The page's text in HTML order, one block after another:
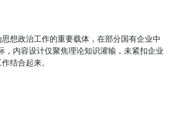
想政治工作的重要载体，在部分国有企业中
，内容设计仅聚焦理论知识灌输，未紧扣企业
结合起来。